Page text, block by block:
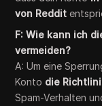
von Reddit
F: Wie kann ich
vermeiden?
A: Um eine
Konto die
Spam-Verhalten